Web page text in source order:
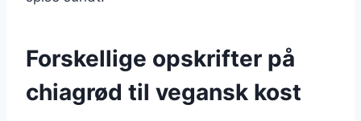
Forskellige opskrifter på
chiagrød til vegansk kost